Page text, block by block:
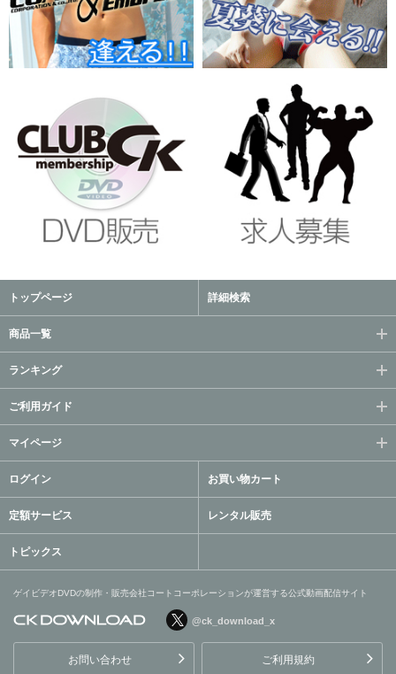
トップページ 詳細検索
商品一覧
ランキング
ご利用ガイド
マイページ
ログイン お買い物カート
定額サービス レンタル販売
トピックス
ゲイビデオDVDの制作・販売会社コートコーポレーションが運営する公式動画配信サイト
ョンが運営する公式動画配
@ck_download_x
お問い合わせ ご利用規約